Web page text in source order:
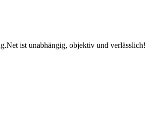
ist unabhängig, objektiv und verlässlich!